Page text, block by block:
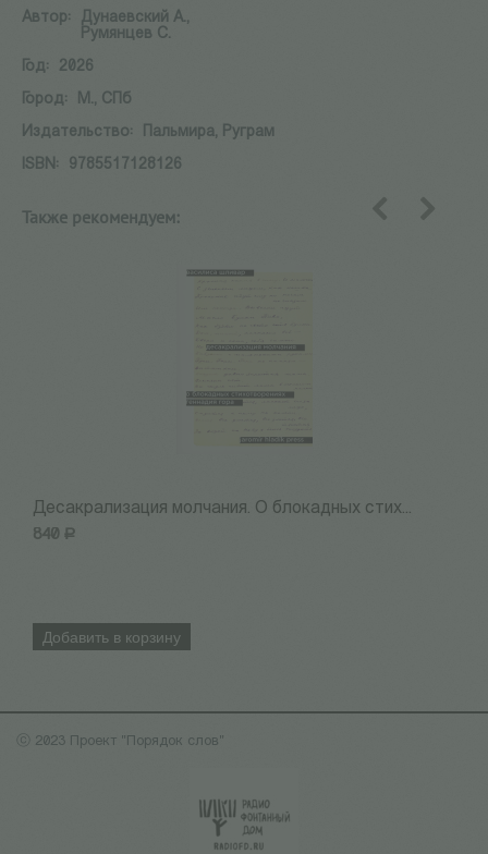
Автор:
Дунаевский А.,
Румянцев С.
Год:
2026
Город:
М., СПб
Издательство:
Пальмира, Руграм
ISBN:
9785517128126
Также рекомендуем:
Десакрализация молчания. О блокадных стих...
840 Р
Добавить в корзину
ⓒ 2023 Проект "Порядок слов"